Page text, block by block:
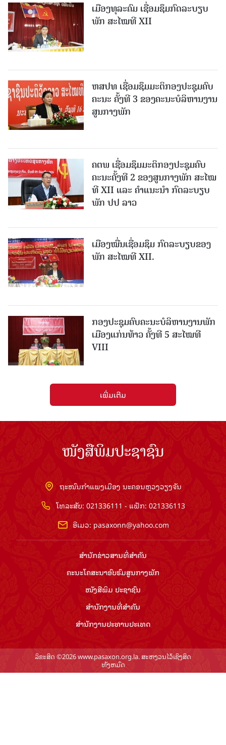
ເມືອງທຸລະຄົມ ເຊື່ອມຊຶມກົດລະບຽບ
ພັກ ສະໄໝທີ XII
ຫສປທ ເຊື່ອມຊຶມມະຕິກອງປະຊຸມຄົບ
ຄະນະ ຄັ້ງທີ 3 ຂອງຄະນະບໍລິຫານງານ
ສູນກາງພັກ
ຄຕພ ເຊື່ອມຊຶມມະຕິກອງປະຊຸມຄົບ
ຄະນະຄັ້ງທີ 2 ຂອງສູນກາງພັກ ສະໄໝ
ທີ XII ແລະ ຄໍາແນະນໍາ ກົດລະບຽບ
ພັກ ປປ ລາວ
ເມືອງ​ໝື່ນເຊື່ອມຊຶມ ກົດລະບຽບຂອງ
ພັກ ສະໄໝທີ XII.
ກອງປະຊຸມຄົບຄະນະບໍລິຫານງານພັກ
ເມືອງແກ່ນ​ທ້າວ ຄັ້ງທີ 5 ສະໄໝທີ
VIII
ເພີ່ມເຕີມ
ໜັງສືພິມປະຊາຊົນ
ຖະໜົນກຳແພງເມືອງ ນະຄອນຫຼວງວຽງຈັນ
ໂທລະສັບ: 021336111 - ແຟັກ: 021336113
ອີເມວ: pasaxonn@yahoo.com
ສຳ​ນັກ​ຂ່າວ​ສານ​ທີ່​ສຳ​ຄັນ​
ຄະນະໂຄສະນາອົບຮົມ​ສູນ​ກາງ​ພັກ
ໜັງສືພິມ ປະ​ຊາ​ຊົນ
ສຳ​ນັກ​ງານ​ທີ່​ສຳ​ຄັນ
ສຳ​ນັກ​ງານ​ປະ​ທານ​ປະ​ເທດ
ລິຂະສິດ ©2026 www.pasaxon.org.la. ສະຫງວນໄວ້ເຊິງສິດ
ທັງຫມົດ